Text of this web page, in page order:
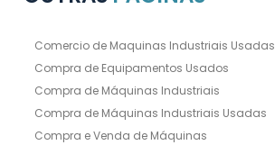
Comercio de Maquinas Industriais Usadas
Compra de Equipamentos Usados
Compra de Máquinas Industriais
Compra de Máquinas Industriais Usadas
Compra e Venda de Máquinas